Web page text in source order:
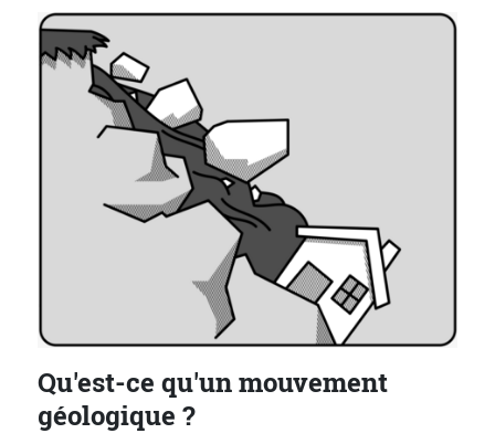
Qu'est-ce qu'un mouvement
géologique ?